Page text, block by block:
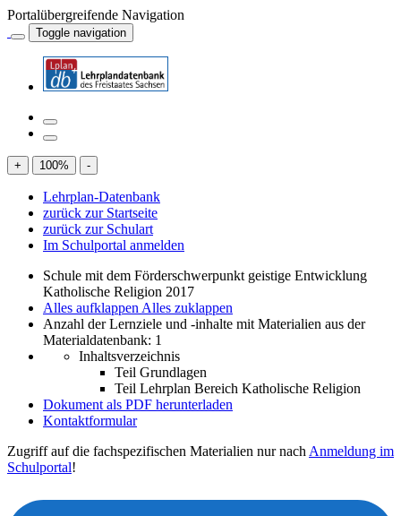
Portalübergreifende Navigation
Toggle navigation
+ 100% -
Lehrplan-Datenbank
zurück zur Startseite
zurück zur Schulart
Im Schulportal anmelden
Schule mit dem Förderschwerpunkt geistige Entwicklung
Katholische Religion 2017
Alles aufklappen Alles zuklappen
Anzahl der Lernziele und -inhalte mit Materialien aus der
Materialdatenbank: 1
Inhaltsverzeichnis
Teil Grundlagen
Teil Lehrplan Bereich Katholische Religion
Dokument als PDF herunterladen
Kontaktformular
Zugriff auf die fachspezifischen Materialien nur nach Anmeldung im
Schulportal!